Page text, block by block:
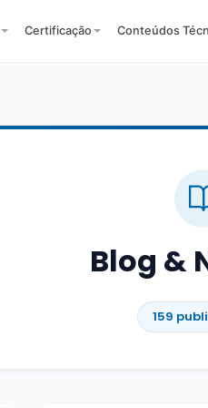
Certificação Conteúdos
Blog &
159